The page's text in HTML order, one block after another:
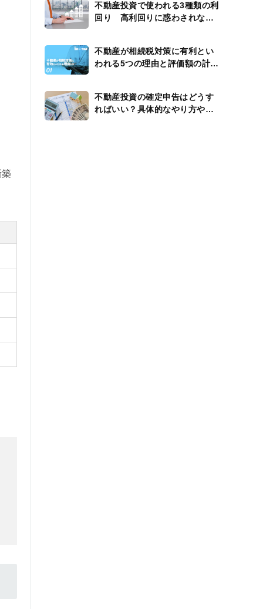
不動産投資で使われる3種類の利
回り 高利回りに惑わされない
不動産が相続税対策に有利とい
われる5つの理由と評価額の計算
不動産投資の確定申告はどうす
ればいい？具体的なやり方や還